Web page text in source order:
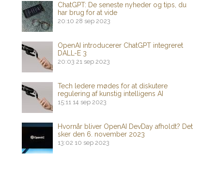
ChatGPT: De seneste nyheder og tips, du
har brug for at vide
20:10 28 sep 2023
OpenAI introducerer ChatGPT integreret
DALL-E 3
20:03 21 sep 2023
Tech ledere mødes for at diskutere
regulering af kunstig intelligens AI
15:11 14 sep 2023
Hvornår bliver OpenAI DevDay afholdt? Det
sker den 6. november 2023
13:02 10 sep 2023